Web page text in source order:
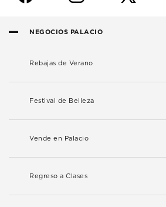
NEGOCIOS PALACIO
Rebajas de Verano
Festival de Belleza
Vende en Palacio
Regreso a Clases